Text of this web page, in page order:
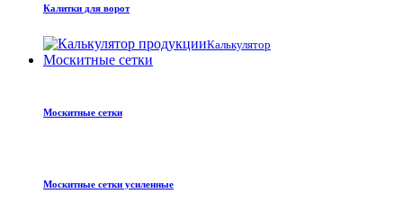
Калитки для ворот
Калькулятор
Москитные сетки
Москитные сетки
Москитные сетки усиленные